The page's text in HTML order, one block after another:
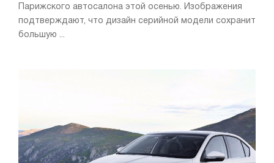
Парижского автосалона этой осенью. Изображения
подтверждают, что дизайн серийной модели сохранит
большую ...